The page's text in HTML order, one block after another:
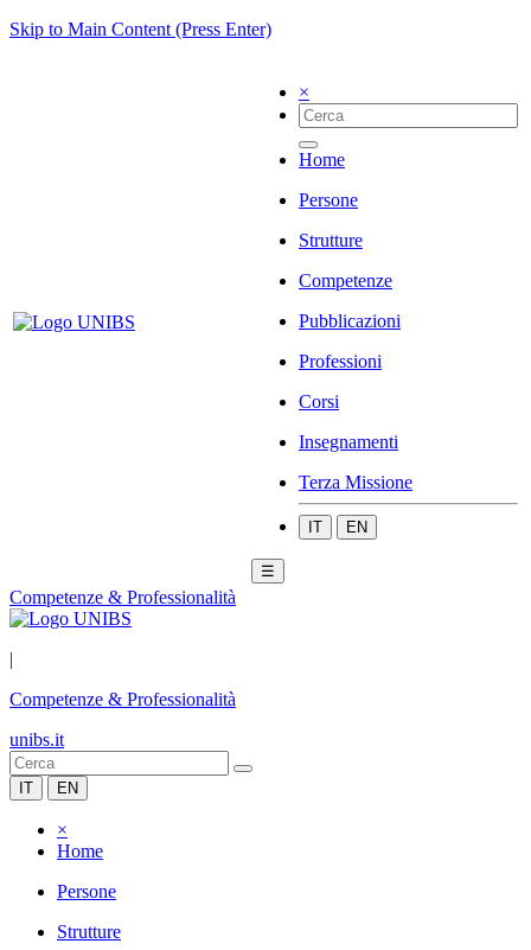
Skip to Main Content (Press Enter)
×
Home
Persone
Strutture
Competenze
Pubblicazioni
Professioni
Corsi
Insegnamenti
Terza Missione
IT EN
☰
Competenze & Professionalità
|
Competenze & Professionalità
unibs.it
IT EN
×
Home
Persone
Strutture